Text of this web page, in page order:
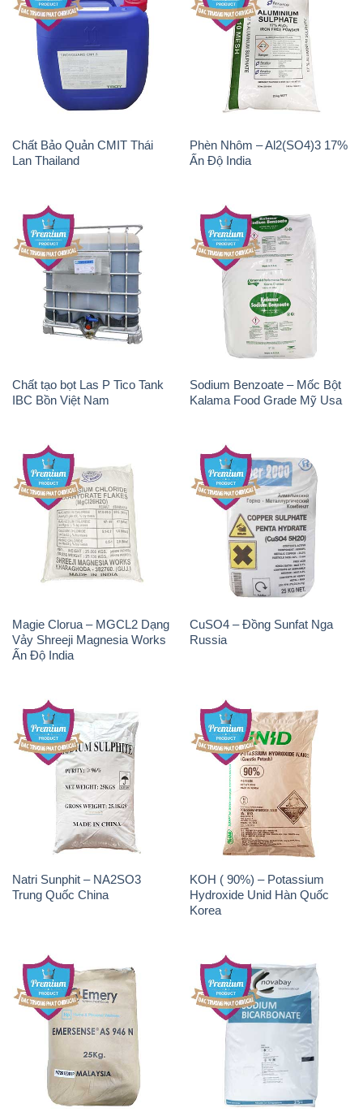
Chất Bảo Quản CMIT Thái
Lan Thailand
Phèn Nhôm – Al2(SO4)3 17%
Ấn Độ India
Chất tạo bọt Las P Tico Tank
IBC Bồn Việt Nam
Sodium Benzoate – Mốc Bột
Kalama Food Grade Mỹ Usa
Magie Clorua – MGCL2 Dạng
Vảy Shreeji Magnesia Works
Ấn Độ India
CuSO4 – Đồng Sunfat Nga
Russia
Natri Sunphit – NA2SO3
Trung Quốc China
KOH ( 90%) – Potassium
Hydroxide Unid Hàn Quốc
Korea